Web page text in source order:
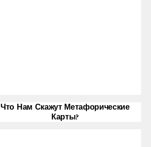
Что Нам Скажут Метафорические
Карты?